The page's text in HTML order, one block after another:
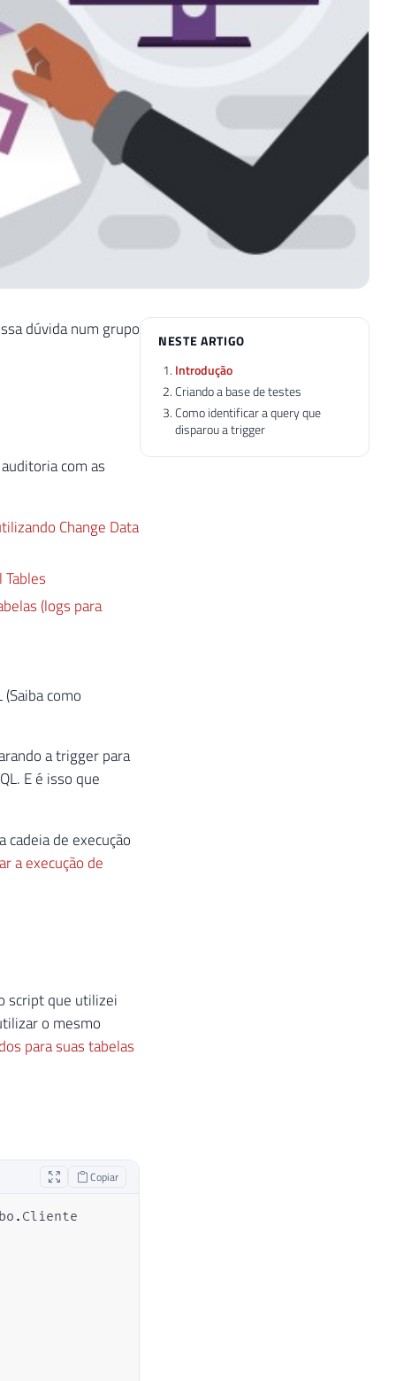
dúvida num grupo
com as
Change Data
(logs para
como
a trigger para
E é isso que
de execução
a execução de
script que utilizei
o mesmo
para suas tabelas
Copiar
.
NESTE ARTIGO
Introdução
Criando a base de testes
Como identificar a query que
disparou a trigger